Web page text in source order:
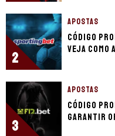
2
APOSTAS
Código
Veja como
3
APOSTAS
Código
garantir